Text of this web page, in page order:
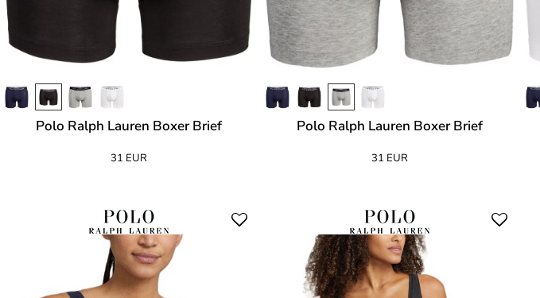
Polo Ralph Lauren Boxer Brief
31 EUR
Polo Ralph Lauren Boxer Brief
31 EUR